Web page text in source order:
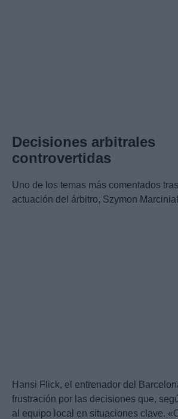
Decisiones arbitrales
controvertidas
Uno de los temas más comentados
actuación del árbitro, Szymon
Hansi Flick, el entrenador del
frustración por las decisiones que,
al equipo local en situaciones clave.